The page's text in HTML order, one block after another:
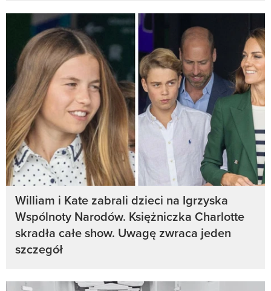
William i Kate zabrali dzieci na Igrzyska
Wspólnoty Narodów. Księżniczka Charlotte
skradła całe show. Uwagę zwraca jeden
szczegół